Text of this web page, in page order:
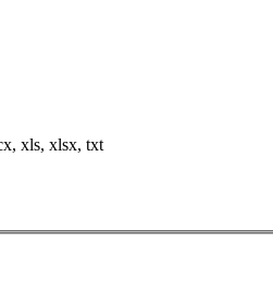
xls, xlsx, txt